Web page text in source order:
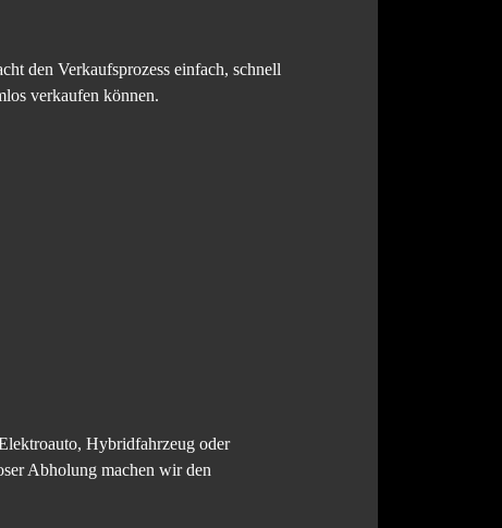
den Verkaufsprozess einfach, schnell
verkaufen können.
Hybridfahrzeug oder
Abholung machen wir den